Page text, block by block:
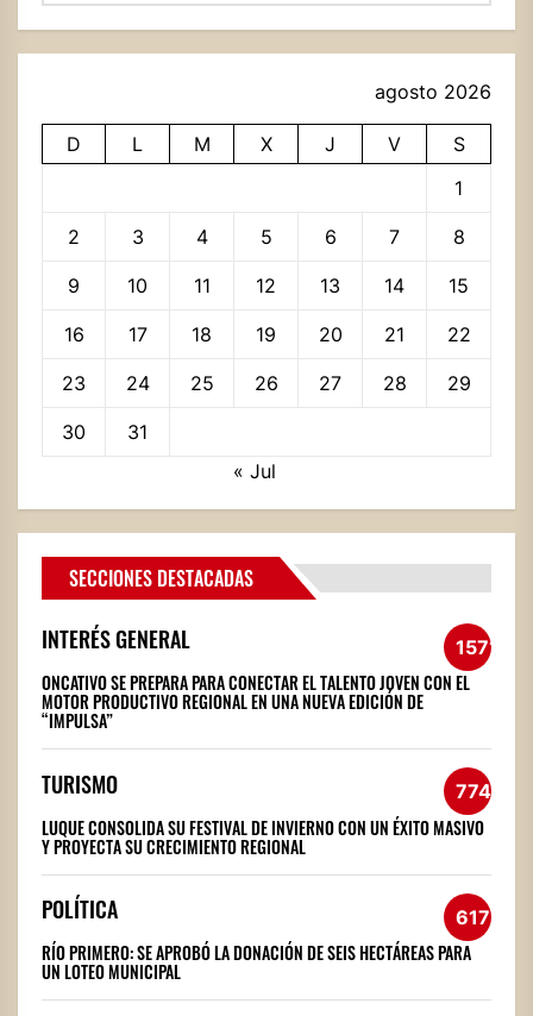
agosto 2026
D L M X J V
S
1
2 3 4 5 6 7 8
9 10 11 12 13 14 15
16 17 18 19 20 21 22
23 24 25 26 27 28 29
30
31
« Jul
SECCIONES DESTACADAS
INTERÉS GENERAL 1571
ONCATIVO SE PREPARA PARA CONECTAR EL TALENTO JOVEN CON EL
MOTOR PRODUCTIVO REGIONAL EN UNA NUEVA EDICIÓN DE
“IMPULSA”
TURISMO 774
LUQUE CONSOLIDA SU FESTIVAL DE INVIERNO CON UN ÉXITO MASIVO
Y PROYECTA SU CRECIMIENTO REGIONAL
POLÍTICA 617
RÍO PRIMERO: SE APROBÓ LA DONACIÓN DE SEIS HECTÁREAS PARA
UN LOTEO MUNICIPAL